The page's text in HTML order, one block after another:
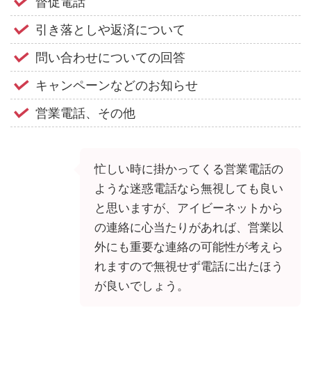
引き落としや返済について
問い合わせについての回答
キャンペーンなどのお知らせ
営業電話、その他
忙しい時に掛かってくる営業電話の
ような迷惑電話なら無視しても良い
と思いますが、アイビーネットから
の連絡に心当たりがあれば、営業以
外にも重要な連絡の可能性が考えら
れますので無視せず電話に出たほう
が良いでしょう。